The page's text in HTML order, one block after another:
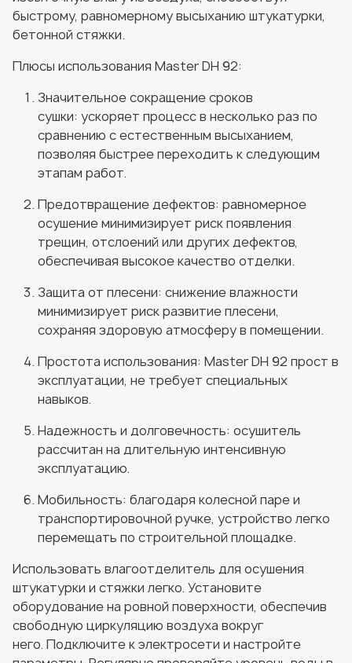
быстрому, равномерному высыханию штукатурки,
бетонной стяжки.
Плюсы использования Master DH 92:
Значительное сокращение сроков
сушки: ускоряет процесс в несколько раз по
сравнению с естественным высыханием,
позволяя быстрее переходить к следующим
этапам работ.
Предотвращение дефектов: равномерное
осушение минимизирует риск появления
трещин, отслоений или других дефектов,
обеспечивая высокое качество отделки.
Защита от плесени: снижение влажности
минимизирует риск развитие плесени,
сохраняя здоровую атмосферу в помещении.
Простота использования: Master DH 92 прост в
эксплуатации, не требует специальных
навыков.
Надежность и долговечность: осушитель
рассчитан на длительную интенсивную
эксплуатацию.
Мобильность: благодаря колесной паре и
транспортировочной ручке, устройство легко
перемещать по строительной площадке.
Использовать влагоотделитель для осушения
штукатурки и стяжки легко. Установите
оборудование на ровной поверхности, обеспечив
свободную циркуляцию воздуха вокруг
него. Подключите к электросети и настройте